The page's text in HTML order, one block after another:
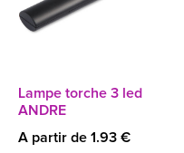
Lampe torche 3 led
ANDRE
A partir de 1.93 €